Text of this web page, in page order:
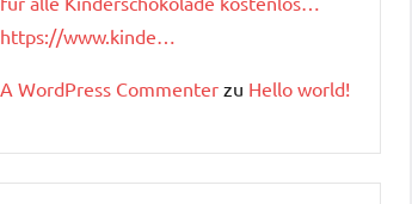
https://www.kinde…
A WordPress Commenter zu Hello world!